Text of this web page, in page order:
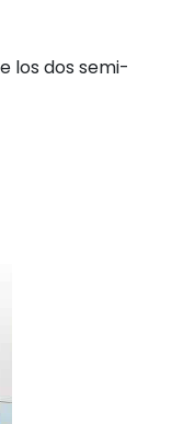
los dos semi-